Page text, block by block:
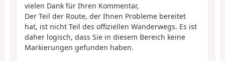
vielen Dank für Ihren Kommentar,
Der Teil der Route, der Ihnen Probleme bereitet
hat, ist nicht Teil des offiziellen Wanderwegs. Es ist
daher logisch, dass Sie in diesem Bereich keine
Markierungen gefunden haben.